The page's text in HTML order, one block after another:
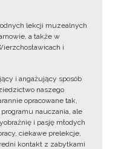
lekcji muzealnych
a także w
i
i angażujący sposób
naszego
opracowane tak,
nauczania, ale
i pasję młodych
ciekawe prelekcje,
kontakt z zabytkami